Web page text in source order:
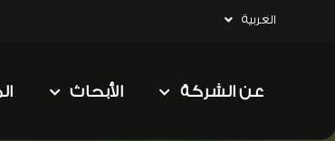
العربية
عن الشركة الأبحاث